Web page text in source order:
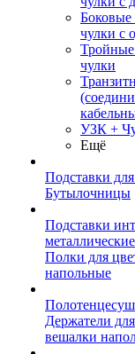
Боковые
чулки с
Тройные
чулки
УЗК +
Ещё
Подставки
Бутылочницы
Подставки
Полки для
напольные
Держатели
вешалки